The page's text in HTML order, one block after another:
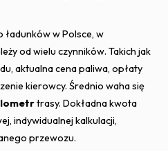
w Polsce, w
od wielu czynników. Takich jak
aktualna cena paliwa, opłaty
kierowcy. Średnio waha się
trasy. Dokładna kwota
indywidualnej kalkulacji,
przewozu.